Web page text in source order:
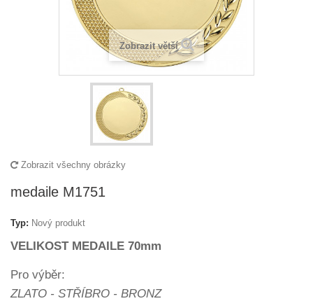
Zobrazit větší
Zobrazit všechny obrázky
medaile M1751
Typ: Nový produkt
VELIKOST MEDAILE 70mm
Pro výběr:
ZLATO - STŘÍBRO - BRONZ